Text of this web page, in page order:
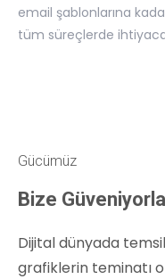
email şablonlarına
tüm süreçlerde
Gücümüz
Bize
Dijital dünyada
grafiklerin teminatı